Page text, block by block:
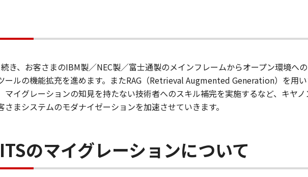
き、お客さまのIBM製／NEC製／富士通製のメインフレームからオープン環境へ
ールの機能拡充を進めます。またRAG（Retrieval Augmented Generation）を用い
マイグレーションの知見を持たない技術者へのスキル補完を実施するなど、キヤ
さまシステムのモダナイゼーションを加速させていきます。
のマイグレーションについて